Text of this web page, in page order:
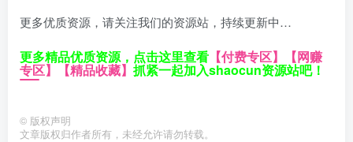
更多优质资源，请关注我们的资源站，持续更新中…
更多精品优质资源，点击这里查看 【付费专区】 【网赚
专区】 【精品收藏】 抓紧一起加入shaocun资源站吧！
© 版权声明
文章版权归作者所有，未经允许请勿转载。